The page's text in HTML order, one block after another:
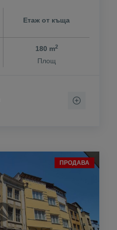
Етаж от къща
180 m2
Площ
ПРОДАВА